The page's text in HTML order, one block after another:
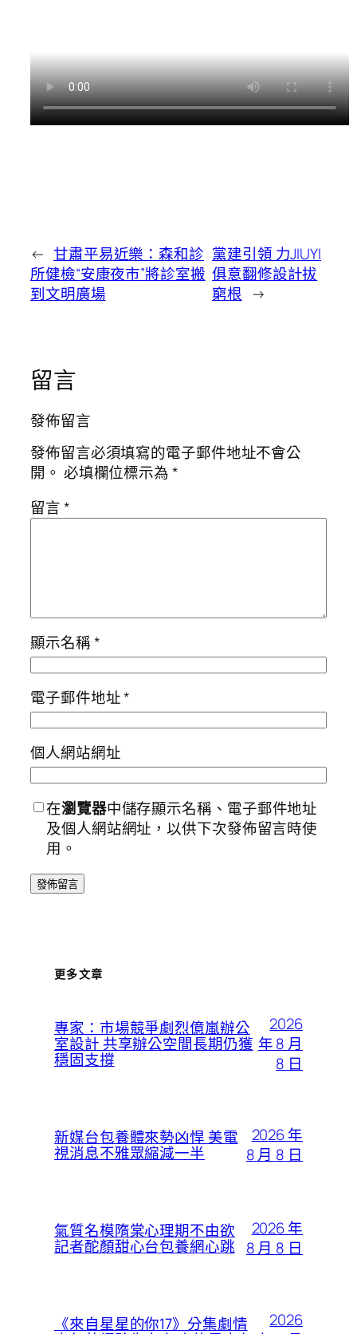
← 甘肅平易近樂：森和診
所健檢“安康夜市”將診室搬
到文明廣場
黨建引領 力JIUYI
俱意翻修設計拔
窮根 →
留言
發佈留言
發佈留言必須填寫的電子郵件地址不會公
開。 必填欄位標示為*
留言*
顯示名稱*
電子郵件地址*
個人網站網址
在瀏覽器中儲存顯示名稱、電子郵件地址
及個人網站網址，以供下次發佈留言時使
用。
更多文章
專家：市場競爭劇烈億嵐辦公
室設計 共享辦公空間長期仍獲
穩固支撐
2026
年 8 月
8 日
新媒台包養體來勢凶悍 美電
視消息不雅眾縮減一半
2026 年
8 月 8 日
氣質名模隋棠心理期不由欲
記者酡顏甜心台包養網心跳
2026 年
8 月 8 日
《來自星星的你17》分集劇情
2026